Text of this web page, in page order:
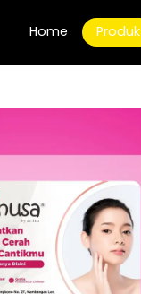
Home (current)
Produk